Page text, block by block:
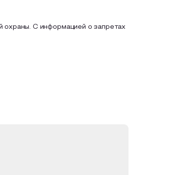
охраны. С информацией о запретах